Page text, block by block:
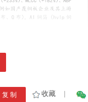
收藏 |